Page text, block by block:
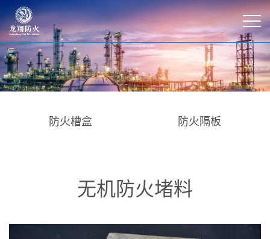
防火槽盒 防火隔板
无机防火堵料